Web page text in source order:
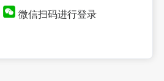
微信扫码进行登录